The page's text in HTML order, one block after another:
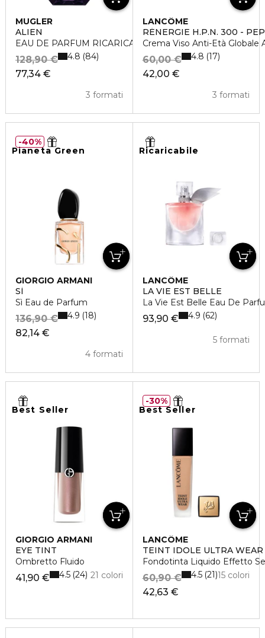
MUGLER
ALIEN
EAU DE PARFUM RICARICABILE
77,34 €
128,90 €
3 formati
4.8 84
LANCÔME
RÉNERGIE H.P.N. 300 -
Crema Viso Anti-Età Globale
42,00 €
60,00 €
3 formati
4.8 17
Pianeta Green
GIORGIO ARMANI
SÌ
Sì Eau de Parfum
82,14 €
136,90 €
4 formati
4.9 18
40%
Ricaricabile
LANCÔME
LA VIE EST BELLE
La Vie Est Belle Eau De
93,90 €
5 formati
4.9 62
Best Seller
GIORGIO ARMANI
EYE TINT
Ombretto Fluido
41,90 € 21 colori
4.5 24
Best Seller
LANCÔME
TEINT IDOLE ULTRA WEAR
Fondotinta Liquido Effetto
42,63 €
60,90 € 15 colori
4.5 21
30%